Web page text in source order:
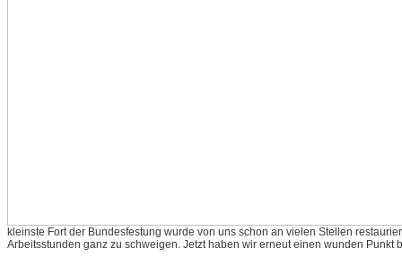
kleinste Fort der Bundesfestung wurde von uns schon an vielen Stellen
Arbeitsstunden ganz zu schweigen. Jetzt haben wir erneut einen wunden Punkt